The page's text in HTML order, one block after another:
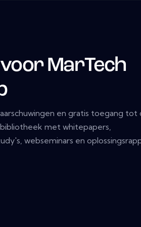
MarTech
en gratis toegang tot
met whitepapers,
webseminars en